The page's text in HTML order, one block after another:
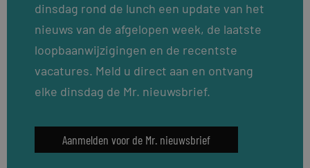
dinsdag rond de lunch een update van het
nieuws van de afgelopen week, de laatste
loopbaanwijzigingen en de recentste
vacatures. Meld u direct aan en ontvang
elke dinsdag de Mr. nieuwsbrief.
Aanmelden voor de Mr. nieuwsbrief